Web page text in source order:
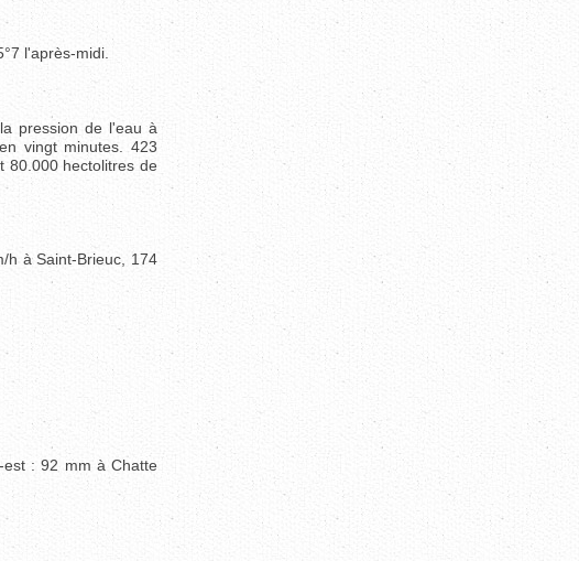
l'après-midi.
pression de l'eau à
vingt minutes. 423
80.000 hectolitres de
h à Saint-Brieuc, 174
est : 92 mm à Chatte